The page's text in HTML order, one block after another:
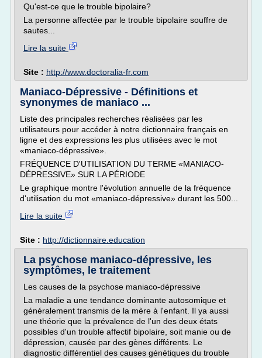
Qu'est-ce que le trouble bipolaire?
La personne affectée par le trouble bipolaire souffre de
sautes...
Lire la suite
Site : http://www.doctoralia-fr.com
Maniaco-Dépressive - Définitions et
synonymes de maniaco ...
Liste des principales recherches réalisées par les
utilisateurs pour accéder à notre dictionnaire français en
ligne et des expressions les plus utilisées avec le mot
«maniaco-dépressive».
FRÉQUENCE D'UTILISATION DU TERME «MANIACO-
DÉPRESSIVE» SUR LA PÉRIODE
Le graphique montre l'évolution annuelle de la fréquence
d'utilisation du mot «maniaco-dépressive» durant les 500...
Lire la suite
Site : http://dictionnaire.education
La psychose maniaco-dépressive, les
symptômes, le traitement
Les causes de la psychose maniaco-dépressive
La maladie a une tendance dominante autosomique et
généralement transmis de la mère à l'enfant. Il ya aussi
une théorie que la prévalence de l'un des deux états
possibles d'un trouble affectif bipolaire, soit manie ou de
dépression, causée par des gènes différents. Le
diagnostic différentiel des causes génétiques du trouble